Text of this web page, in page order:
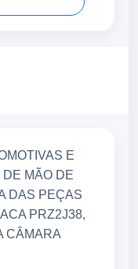
E
MÃO DE
DAS PEÇAS
PRZ2J38,
CÂMARA